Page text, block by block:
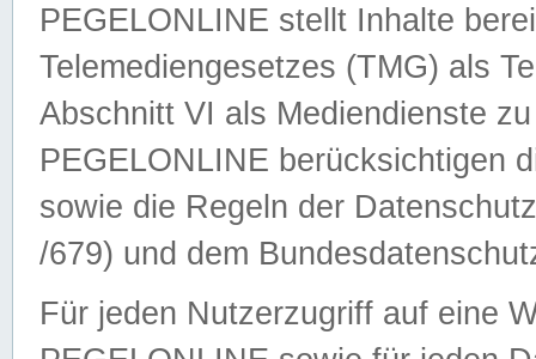
PEGELONLINE stellt Inhalte
Telemediengesetzes (TMG) als
Abschnitt VI als Mediendienste
PEGELONLINE berücksichtigen
sowie die Regeln der
/679) und dem
Für jeden Nutzerzugriff auf eine